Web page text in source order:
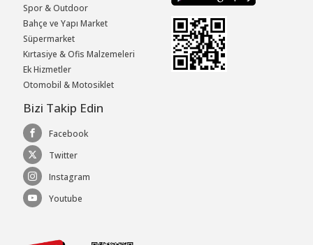
Spor & Outdoor
Bahçe ve Yapı Market
Süpermarket
Kırtasiye & Ofis Malzemeleri
Ek Hizmetler
Otomobil & Motosiklet
Bizi Takip Edin
Facebook
Twitter
Instagram
Youtube